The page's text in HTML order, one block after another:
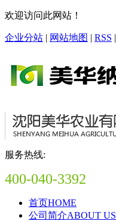
欢迎访问此网站！
企业分站 | 网站地图 | RSS |
服务热线:
400-040-3392
首页HOME
公司简介ABOUT US